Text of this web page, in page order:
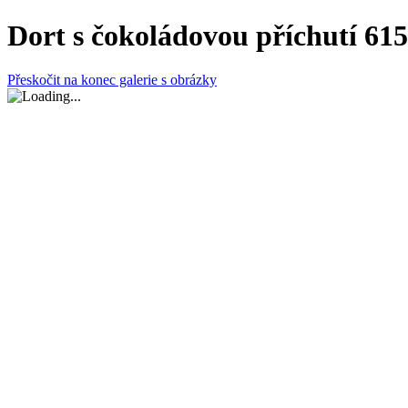
Dort s čokoládovou příchutí
Přeskočit na konec galerie s obrázky